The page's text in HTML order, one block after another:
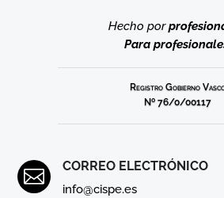
Hecho por
Para
Registro Gobierno
Nº 76/0/00117

CORREO ELECTRÓNICO
info@cispe.es